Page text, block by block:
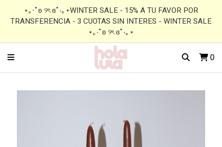
⋆｡‧˚ʚ ୨ৎ ɞ˚‧｡⋆WINTER SALE - 15% A TU FAVOR POR
TRANSFERENCIA - 3 CUOTAS SIN INTERES - WINTER SALE
⋆｡‧˚ʚ ୨ৎ ɞ˚‧｡⋆
0